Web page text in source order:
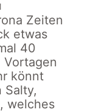
Zeiten
etwas
40
Vortagen
könnt
Salty,
welches